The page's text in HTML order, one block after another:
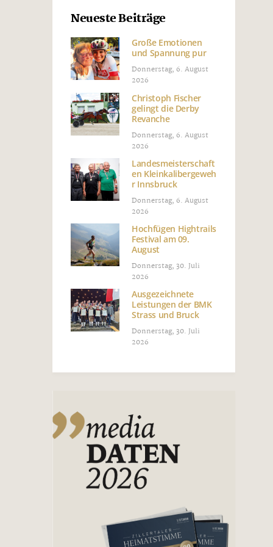
Neueste Beiträge
Große Emotionen
und Spannung pur
Donnerstag, 6. August
2026
Christoph Fischer
gelingt die Derby
Revanche
Donnerstag, 6. August
2026
Landesmeisterschaft
en Kleinkalibergeweh
r Innsbruck
Donnerstag, 6. August
2026
Hochfügen Hightrails
Festival am 09.
August
Donnerstag, 30. Juli
2026
Ausgezeichnete
Leistungen der BMK
Strass und Bruck
Donnerstag, 30. Juli
2026